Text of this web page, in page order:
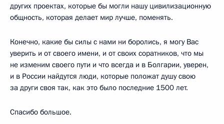
других проектах, которые бы могли нашу цивилизационную
общность, которая делает мир лучше, поменять.
Конечно, какие бы силы с нами ни боролись, я могу Вас
уверить и от своего имени, и от своих соратников, что мы
не изменим своего пути и что всегда и в Болгарии, уверен,
и в России найдутся люди, которые положат душу свою
за други своя так, как это было последние 1500 лет.
Спасибо большое.